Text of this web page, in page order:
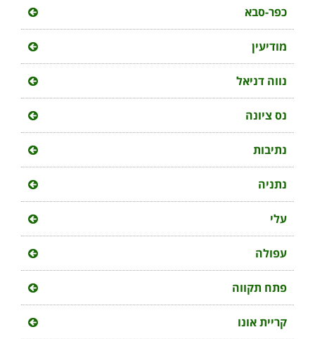
כפר-סבא
מודיעין
נווה דניאל
נס ציונה
נתיבות
נתניה
עלי
עפולה
פתח תקווה
קריית אונו